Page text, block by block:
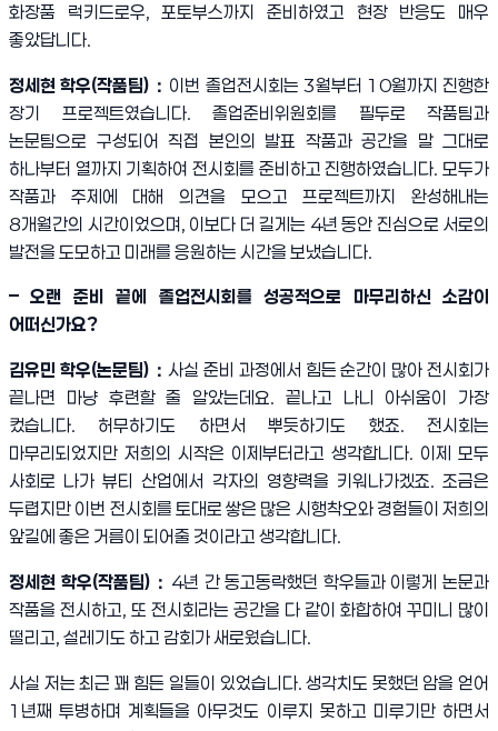
화장품 럭키드로우,포토부스까지 준비하였고 현장 반응도 매우
좋았답니다.
정세현 학우(작품팀) ： 이번 졸업전시회는 3월부터 10월까지 진행한
장기 프로젝트였습니다. 졸업준비위원회를 필두로 작품팀과
논문팀으로 구성되어 직접 본인의 발표 작품과 공간을 말 그대로
하나부터 열까지 기획하여 전시회를 준비하고 진행하였습니다.모두가
작품과 주제에 대해 의견을 모으고 프로젝트까지 완성해내는
8개월간의 시간이었으며 , 이보다 더 길게는 4년 동안 진심으로 서로의
발전을 도모하고 미래를 응원하는 시간을 보냈습니다.
–오랜 준비 끝에 졸업전시회를 성공적으로 마무리하신 소감이
어떠신가요?
김유민 학우(논문팀)：사실 준비 과정에서 힘든 순간이 많아 전시회가
끝나면 마냥 후련할 줄 알았는데요. 끝나고 나니 아쉬움이 가장
컸습니다. 허무하기도 하면서 뿌듯하기도 했죠.전시회는
마무리되었지만 저희의 시작은 이제부터라고 생각합니다. 이제 모두
사회로 나가 뷰티 산업에서 각자의 영향력을 키워나가겠죠.조금은
두렵지만 이번 전시회를 토대로 쌓은 많은 시행착오와 경험들이 저희의
앞길에 좋은 거름이 되어줄 것이라고 생각합니다.
정세현 학우(작품팀)： 4년 간 동고동락했던 학우들과 이렇게 논문과
작품을 전시하고, 또 전시회라는 공간을 다 같이 화합하여 꾸미니 많이
떨리고, 설레기도 하고 감회가 새로웠습니다.
사실 저는 최근 꽤 힘든 일들이 있었습니다.생각치도 못했던 암을 얻어
1 년째 투병하며 계획들을 아무것도 이루지 못하고 미루기만 하면서